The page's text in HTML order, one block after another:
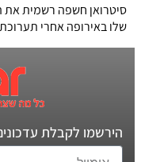
סיטרואן חשפה רשמית את
שלו באירופה אחרי תערוכת
הירשמו לקבלת עדכונים